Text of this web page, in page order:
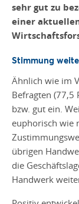
sehr gut zu
einer
Stimmung
Ähnlich wie im
Befragten (77,5
bzw. gut ein.
euphorisch wie
übrigen
die
Handwerk